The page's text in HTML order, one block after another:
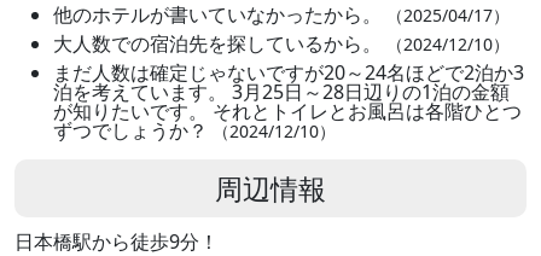
他のホテルが書いていなかったから。 （2025/04/17）
大人数での宿泊先を探しているから。 （2024/12/10）
まだ人数は確定じゃないですが20～24名ほどで2泊か3
泊を考えています。 3月25日～28日辺りの1泊の金額
が知りたいです。 それとトイレとお風呂は各階ひとつ
ずつでしょうか？ （2024/12/10）
周辺情報
日本橋駅から徒歩9分！